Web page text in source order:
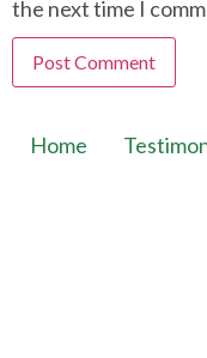
the next time I
Home